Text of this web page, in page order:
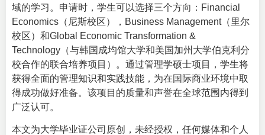
域的学习。申请时，学生可以选择三个方向：Financial
Economics（尼斯校区），Business Management（里尔
校区）和Global Economic Transformation &
Technology（与韩国成均馆大学和美国加州大学伯克利分
校合作的联合培养项目）。通过管理学硕士项目，学生将
获得全面的管理知识和实践技能，为在国际商业环境中取
得成功做好准备。该项目的质量和声誉在全球范围内得到
广泛认可。
本文为大学毕业证公司原创，未经授权，任何媒体和个人